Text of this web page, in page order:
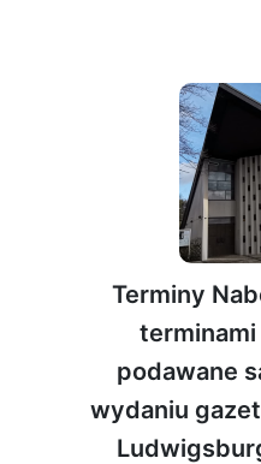
Terminy
podawane
wydaniu